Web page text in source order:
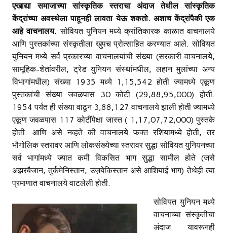
एखाद्या समाजाच्या सांस्कृतिक स्तराचा अंदाज तेथील सांस्कृतिक
केंद्रांच्या अवस्थेला पाहूनही लावता येऊ शकतो. अशाच केंद्रांपैकी एक
आहे वाचनालय.सोवियत युनियन मध्ये क्रांतिकारक काळात वाचनालये
आणि पुस्तकांच्या संस्कृतीला खुपच प्रोत्साहित करण्यात आले. सोवियत
युनियन मध्ये सर्व प्रकारच्या वाचनालयांची संख्या (सरकारी वाचनालये,
सामूहिक-शेतांवरील, ट्रेड युनियन संस्थांमधील, लहान मुलांच्या अन्य
विभागांमधील) संख्या 1935 मध्ये 1,15,542 होती ज्यामध्ये एकूण
पुस्तकांची संख्या जवळपास 30 कोटी (29,88,95,000) होती.
1954 पर्यंत ही संख्या वाढून 3,88,127 वाचनालये झाली होती ज्यामध्ये
एकूण जवळपास 117 कोटींपेक्षा जास्त ( 1,17,07,72,000) पुस्तके
होती. आणि असे नव्हते की वाचनालये फक्त रशियामध्ये होती, तर
भौगोलिक स्तरावर आणि लोकसंख्येच्या स्तरावर सुद्धा सोवियत युनियनच्या
सर्व भागांमध्ये ज्यात कमी विकसित भाग सुद्धा सामील होते (जसे
अझरबैजान, तुर्कमेनिस्तान, उज़बेकिस्तान असे आशियाई भाग) तेथेही त्या
प्रमाणात वाचनालये वाटलेली होती.
सोवियत युनियन मध्ये
वाचनाच्या संस्कृतीचा
अंदाज यावरूनही